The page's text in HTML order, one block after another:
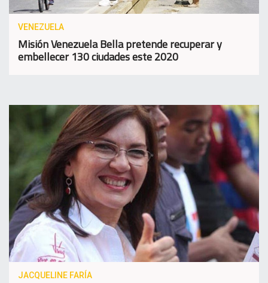
VENEZUELA
Misión Venezuela Bella pretende recuperar y
embellecer 130 ciudades este 2020
JACQUELINE FARÍA